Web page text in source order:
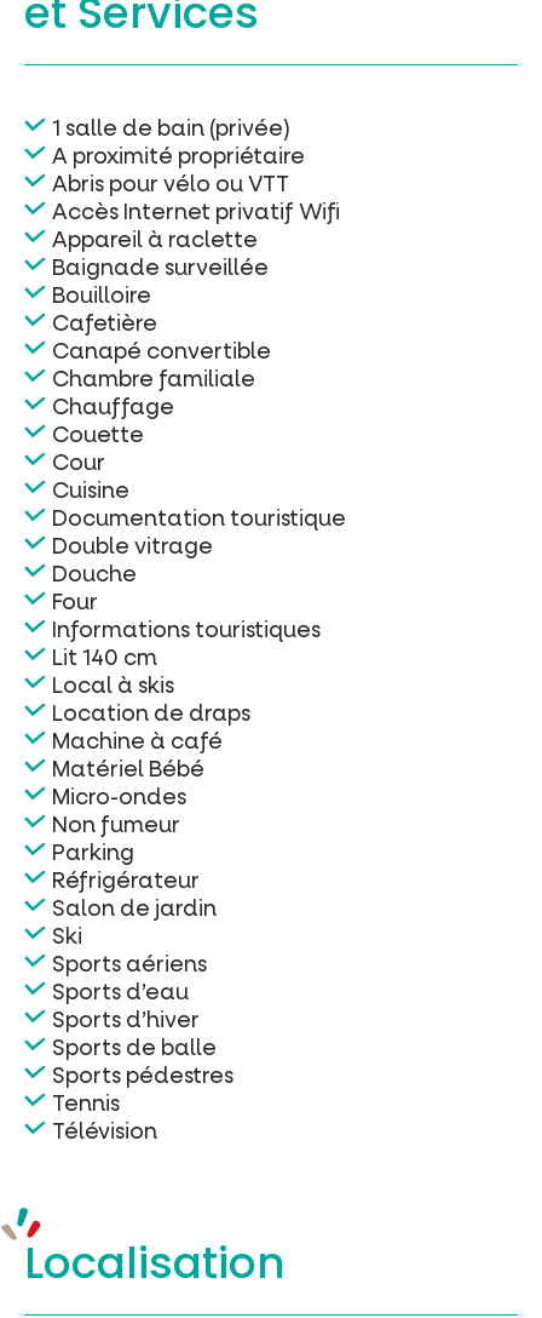
et Services
1 salle de bain (privée)
A proximité propriétaire
Abris pour vélo ou VTT
Accès Internet privatif Wifi
Appareil à raclette
Baignade surveillée
Bouilloire
Cafetière
Canapé convertible
Chambre familiale
Chauffage
Couette
Cour
Cuisine
Documentation touristique
Double vitrage
Douche
Four
Informations touristiques
Lit 140 cm
Local à skis
Location de draps
Machine à café
Matériel Bébé
Micro-ondes
Non fumeur
Parking
Réfrigérateur
Salon de jardin
Ski
Sports aériens
Sports d’eau
Sports d’hiver
Sports de balle
Sports pédestres
Tennis
Télévision
Localisation